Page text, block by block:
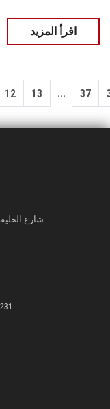
اقرأ المزيد
12 13 ... 37
شارع
26831474